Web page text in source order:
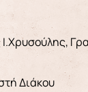
Ι.Χρυσούλης,
Διάκου